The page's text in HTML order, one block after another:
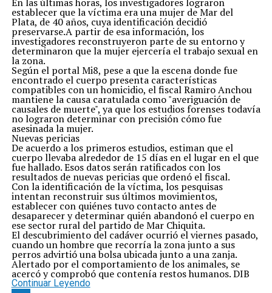
establecer que la víctima era una mujer de Mar del
Plata, de 40 años, cuya identificación decidió
preservarse.A partir de esa información, los
investigadores reconstruyeron parte de su entorno y
determinaron que la mujer ejercería el trabajo sexual en
la zona.
Según el portal Mi8, pese a que la escena donde fue
encontrado el cuerpo presenta características
compatibles con un homicidio, el fiscal Ramiro Anchou
mantiene la causa caratulada como "averiguación de
causales de muerte", ya que los estudios forenses todavía
no lograron determinar con precisión cómo fue
asesinada la mujer.
Nuevas pericias
De acuerdo a los primeros estudios, estiman que el
cuerpo llevaba alrededor de 15 días en el lugar en el que
fue hallado. Esos datos serán ratificados con los
resultados de nuevas pericias que ordenó el fiscal.
Con la identificación de la víctima, los pesquisas
intentan reconstruir sus últimos movimientos,
establecer con quiénes tuvo contacto antes de
desaparecer y determinar quién abandonó el cuerpo en
ese sector rural del partido de Mar Chiquita.
El descubrimiento del cadáver ocurrió el viernes pasado,
cuando un hombre que recorría la zona junto a sus
perros advirtió una bolsa ubicada junto a una zanja.
Alertado por el comportamiento de los animales, se
acercó y comprobó que contenía restos humanos. DIB
Continuar Leyendo